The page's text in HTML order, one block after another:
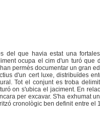
del que havia estat una
ocupa el cim d'un turó que
permès documentar un gran
d'un cert luxe, distribuïdes
Tot el conjunt es troba
on s'ubica el jaciment. En
per excavar. S'ha exhumat
cronològic ben definit entre el